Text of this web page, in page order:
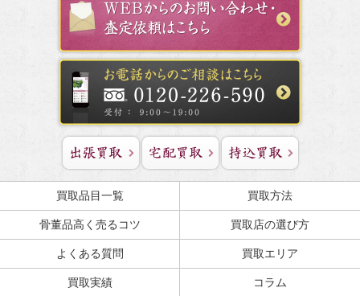
買取品目一覧 買取方法
骨董品高く売るコツ 買取店の選び方
よくある質問 買取エリア
買取実績 コラム